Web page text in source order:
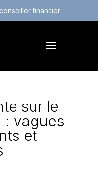
financier
sur le
: vagues
et